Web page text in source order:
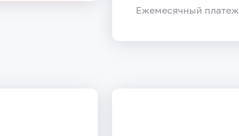
Ежемесячный платеж